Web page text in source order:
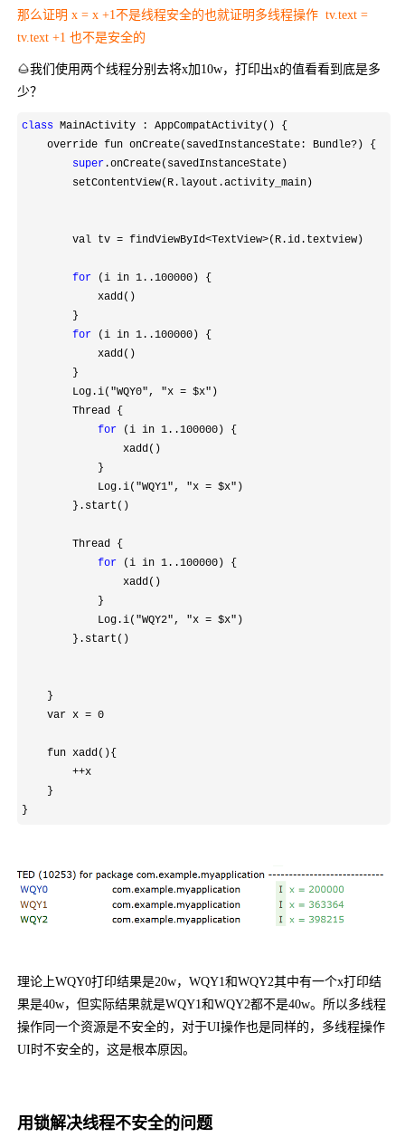
那么证明 x = x +1不是线程安全的也就证明多线程操作 tv.text =
tv.text +1 也不是安全的
🌰我们使用两个线程分别去将x加10w，打印出x的值看看到底是多
少？
class MainActivity : AppCompatActivity() {
    override fun onCreate(savedInstanceState: Bundle
? ) {
super .onCreate(savedInstanceState)
        setContentView(R.layout.activity_main)
        val tv
= findViewById<TextView>(R.id.textview)
for (i in 1..100000 ) {
            xadd()
        }
for (i in 1..100000 ) {
            xadd()
        }
        Log.i(
"WQY0", "x = $x" )
        Thread {
for (i in 1..100000 ) {
                xadd()
            }
            Log.i(
"WQY1", "x = $x" )
        }.start()
        Thread {
for (i in 1..100000 ) {
                xadd()
            }
            Log.i(
"WQY2", "x = $x" )
        }.start()
    }
    var x
= 0
    fun xadd(){
++x
    }
}
理论上WQY0打印结果是20w，WQY1和WQY2其中有一个x打印结
果是40w，但实际结果就是WQY1和WQY2都不是40w。所以多线程
操作同一个资源是不安全的，对于UI操作也是同样的，多线程操作
UI时不安全的，这是根本原因。
用锁解决线程不安全的问题